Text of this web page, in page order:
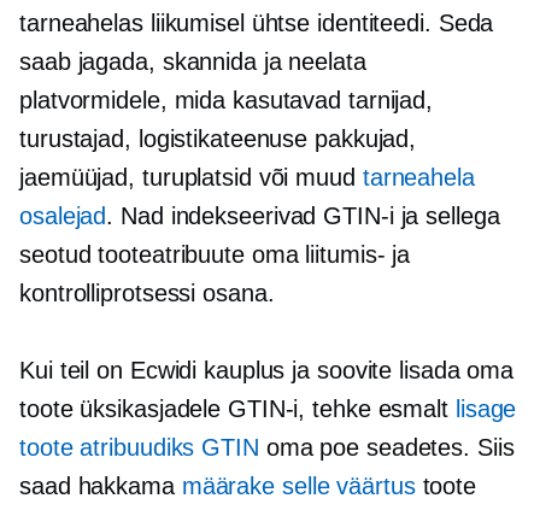
tarneahelas liikumisel ühtse identiteedi. Seda
saab jagada, skannida ja neelata
platvormidele, mida kasutavad tarnijad,
turustajad, logistikateenuse pakkujad,
jaemüüjad, turuplatsid või muud tarneahela
osalejad. Nad indekseerivad GTIN-i ja sellega
seotud tooteatribuute oma liitumis- ja
kontrolliprotsessi osana.
Kui teil on Ecwidi kauplus ja soovite lisada oma
toote üksikasjadele GTIN-i, tehke esmalt lisage
toote atribuudiks GTIN oma poe seadetes. Siis
saad hakkama määrake selle väärtustoote